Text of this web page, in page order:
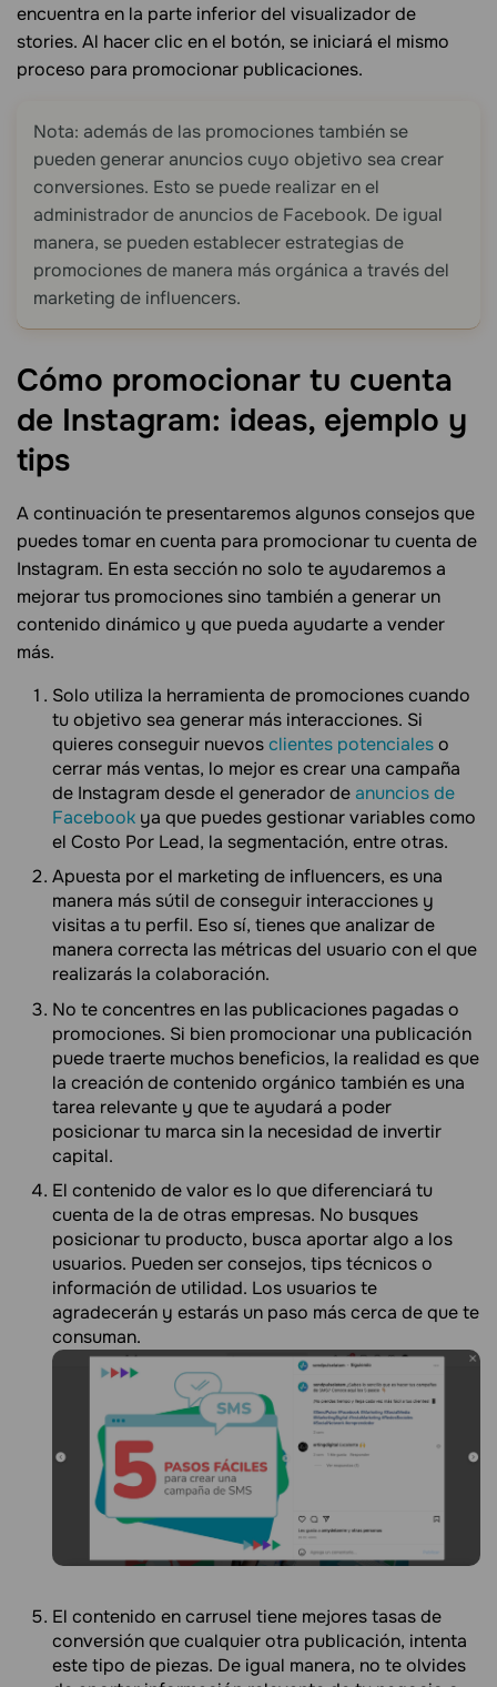
encuentra en la parte inferior del visualizador de
stories. Al hacer clic en el botón, se iniciará el mismo
proceso para promocionar publicaciones.
Nota: además de las promociones también se
pueden generar anuncios cuyo objetivo sea crear
conversiones. Esto se puede realizar en el
administrador de anuncios de Facebook. De igual
manera, se pueden establecer estrategias de
promociones de manera más orgánica a través del
marketing de influencers.
Cómo promocionar tu cuenta
de Instagram: ideas, ejemplo y
tips
A continuación te presentaremos algunos consejos que
puedes tomar en cuenta para promocionar tu cuenta de
Instagram. En esta sección no solo te ayudaremos a
mejorar tus promociones sino también a generar un
contenido dinámico y que pueda ayudarte a vender
más.
Solo utiliza la herramienta de promociones cuando
tu objetivo sea generar más interacciones. Si
quieres conseguir nuevosclientes potencialeso
cerrar más ventas, lo mejor es crear una campaña
de Instagram desde el generador deanuncios de
Facebook ya que puedes gestionar variables como
el Costo Por Lead, la segmentación, entre otras.
Apuesta por el marketing de influencers, es una
manera más sútil de conseguir interacciones y
visitas a tu perfil. Eso sí, tienes que analizar de
manera correcta las métricas del usuario con el que
realizarás la colaboración.
No te concentres en las publicaciones pagadas o
promociones. Si bien promocionar una publicación
puede traerte muchos beneficios, la realidad es que
la creación de contenido orgánico también es una
tarea relevante y que te ayudará a poder
posicionar tu marca sin la necesidad de invertir
capital.
El contenido de valor es lo que diferenciará tu
cuenta de la de otras empresas. No busques
posicionar tu producto, busca aportar algo a los
usuarios. Pueden ser consejos, tips técnicos o
información de utilidad. Los usuarios te
agradecerán y estarás un paso más cerca de que te
consuman.
El contenido en carrusel tiene mejores tasas de
conversión que cualquier otra publicación, intenta
este tipo de piezas. De igual manera, no te olvides